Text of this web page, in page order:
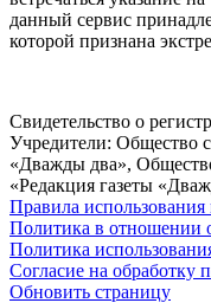
данный сервис
которой признана
Свидетельство о
Учредители: Общество
«Дважды два»,
«Редакция газеты
Правила использования
Политика в отношении
Политика
Согласие на обработку
Обновить страницу